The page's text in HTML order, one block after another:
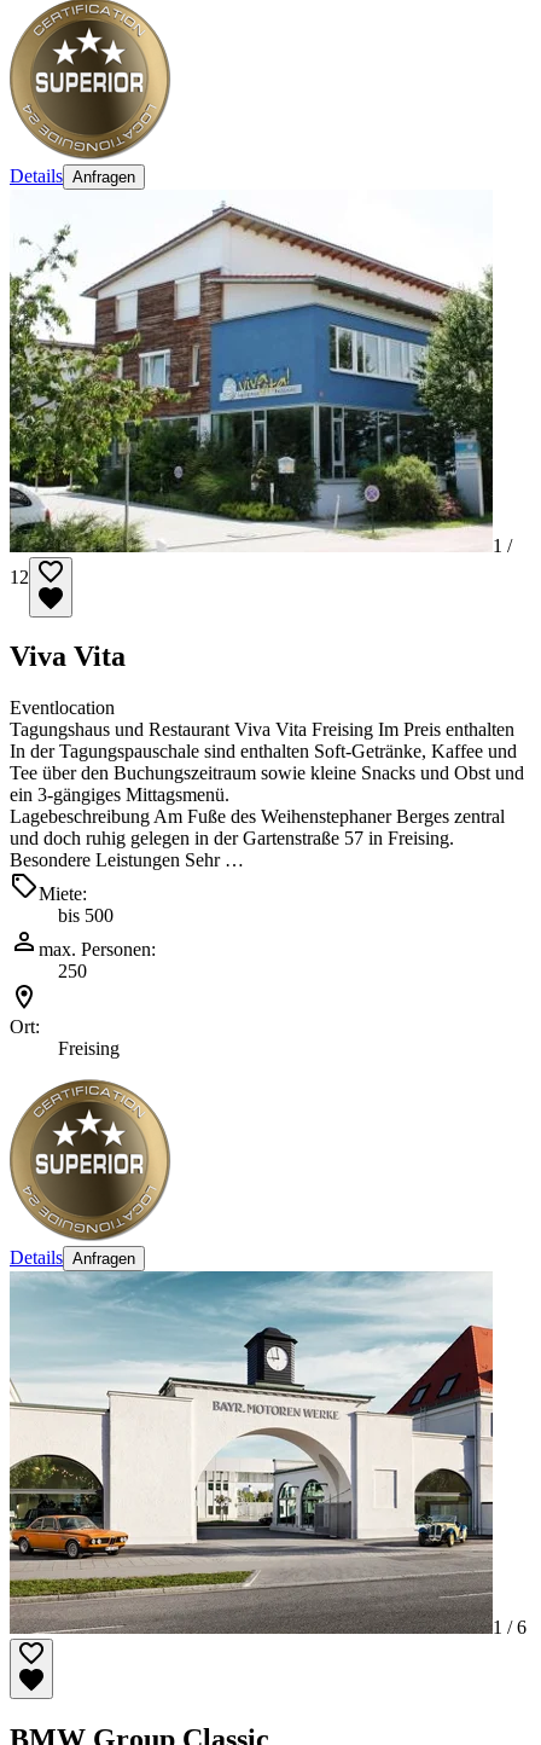
Details Anfragen
1 /
12
Viva Vita
Eventlocation
Tagungshaus und Restaurant Viva Vita Freising Im Preis enthalten
In der Tagungspauschale sind enthalten Soft-Getränke, Kaffee und
Tee über den Buchungszeitraum sowie kleine Snacks und Obst und
ein 3-gängiges Mittagsmenü.
Lagebeschreibung Am Fuße des Weihenstephaner Berges zentral
und doch ruhig gelegen in der Gartenstraße 57 in Freising.
Besondere Leistungen Sehr …
Miete:
bis 500
max. Personen:
250
Ort:
Freising
Details Anfragen
1 /6